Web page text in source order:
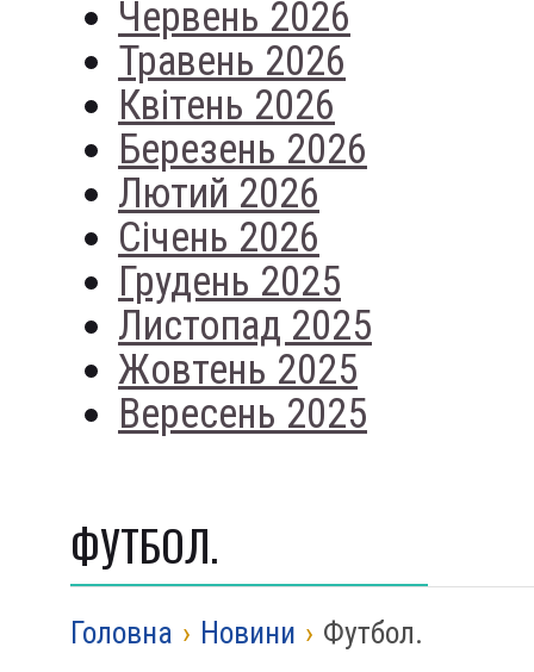
Червень 2026
Травень 2026
Квітень 2026
Березень 2026
Лютий 2026
Січень 2026
Грудень 2025
Листопад 2025
Жовтень 2025
Вересень 2025
ФУТБОЛ.
Головна › Новини › Футбол.